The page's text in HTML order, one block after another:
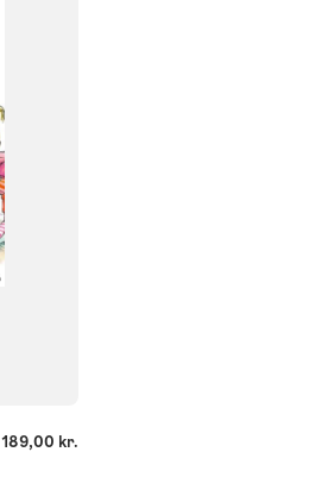
189,00 kr.